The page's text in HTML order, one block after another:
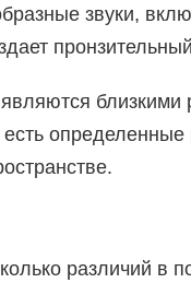
звуки,
близкими
различий в